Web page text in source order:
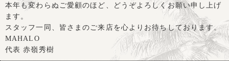
本年も変わらぬご愛顧のほど、どうぞよろしくお願い申し上げ
ます。
スタッフ一同、皆さまのご来店を心よりお待ちしております。
MAHALO
代表 赤嶺秀樹